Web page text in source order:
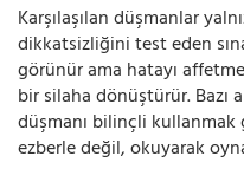
Karşılaşılan düşmanlar
dikkatsizliğini test eden
görünür ama hatayı
bir silaha dönüştürür. Bazı
düşmanı bilinçli kullanmak
ezberle değil, okuyarak